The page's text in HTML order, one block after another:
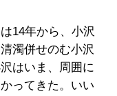
14年から、小沢
濁併せのむ小沢
はいま、周囲に
ってきた。いい